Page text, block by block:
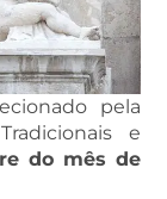
pela
e
do mês de